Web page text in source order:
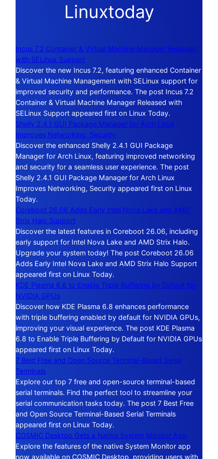
Linuxtoday
Incus 7.2 Container & Virtual Machine Manager Released
with SELinux Support
Discover the new Incus 7.2, featuring enhanced Container
& Virtual Machine Management with SELinux support for
improved security and performance. The post Incus 7.2
Container & Virtual Machine Manager Released with
SELinux Support appeared first on Linux Today.
Shelly 2.4.1 GUI Package Manager for Arch Linux
Improves Networking, Security
Discover the enhanced Shelly 2.4.1 GUI Package
Manager for Arch Linux, featuring improved networking
and security for a seamless user experience. The post
Shelly 2.4.1 GUI Package Manager for Arch Linux
Improves Networking, Security appeared first on Linux
Today.
Coreboot 26.06 Adds Early Intel Nova Lake and AMD
Strix Halo Support
Discover the latest features in Coreboot 26.06, including
early support for Intel Nova Lake and AMD Strix Halo.
Upgrade your system today! The post Coreboot 26.06
Adds Early Intel Nova Lake and AMD Strix Halo Support
appeared first on Linux Today.
KDE Plasma 6.8 to Enable Triple Buffering by Default for
NVIDIA GPUs
Discover how KDE Plasma 6.8 enhances performance
with triple buffering enabled by default for NVIDIA GPUs,
improving your visual experience. The post KDE Plasma
6.8 to Enable Triple Buffering by Default for NVIDIA GPUs
appeared first on Linux Today.
7 Best Free and Open Source Terminal-Based Serial
Terminals
Explore our top 7 free and open-source terminal-based
serial terminals. Find the perfect tool to streamline your
serial communication tasks today. The post 7 Best Free
and Open Source Terminal-Based Serial Terminals
appeared first on Linux Today.
COSMIC Desktop Gets a Native System Monitor App
Explore the features of the native System Monitor app
now available on COSMIC Desktop, providing users with